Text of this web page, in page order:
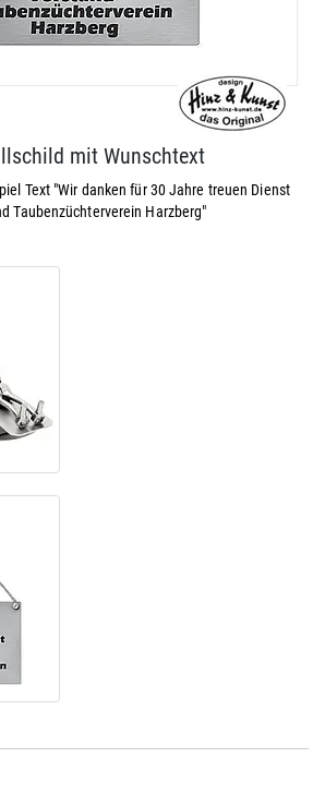
mit Wunschtext
Text "Wir danken für 30 Jahre treuen Dienst
Taubenzüchterverein Harzberg"